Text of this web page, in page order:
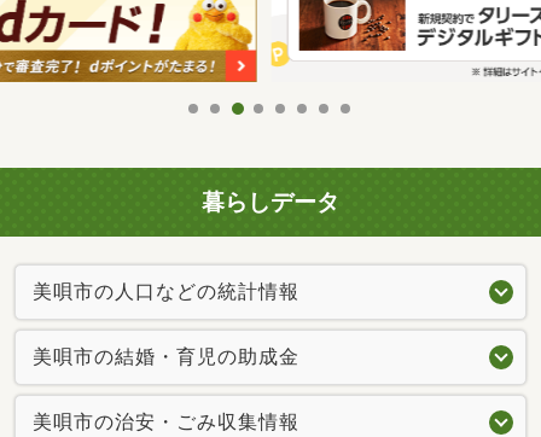
暮らしデータ
美唄市の人口などの統計情報
美唄市の結婚・育児の助成金
美唄市の治安・ごみ収集情報